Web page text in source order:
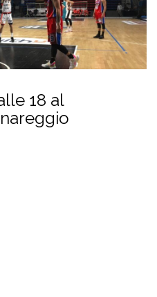
18 al